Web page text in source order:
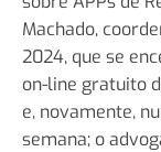
Machado,
2024, que se
on-line gratuito
e, novamente,
semana; o